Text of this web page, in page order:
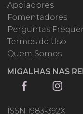
Apoiadores
Fomentadores
Perguntas
Termos de Uso
Quem Somos
MIGALHAS NAS
ISSN 1983-392X